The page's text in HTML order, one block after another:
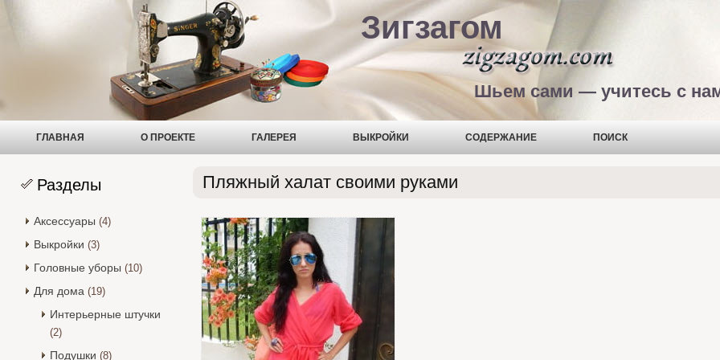
Зигзагом
Шьем сами — учитесь с
ГЛАВНАЯ О ПРОЕКТЕ ГАЛЕРЕЯ ВЫКРОЙКИ СОДЕРЖАНИЕ ПОИСК
Разделы
Аксессуары (4)
Выкройки (3)
Головные уборы (10)
Для дома (19)
Интерьерные штучки
(2)
Подушки (8)
Пляжный халат своими руками